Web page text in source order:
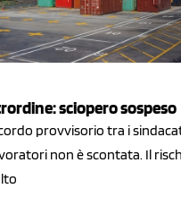
sciopero sospeso
provvisorio tra i
non è scontata. Il